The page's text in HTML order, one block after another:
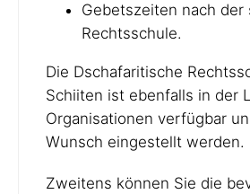
Gebetszeiten nach der
Rechtsschule.
Die Dschafaritische
Schiiten ist ebenfalls in der
Organisationen verfügbar
Wunsch eingestellt werden.
Zweitens können Sie die